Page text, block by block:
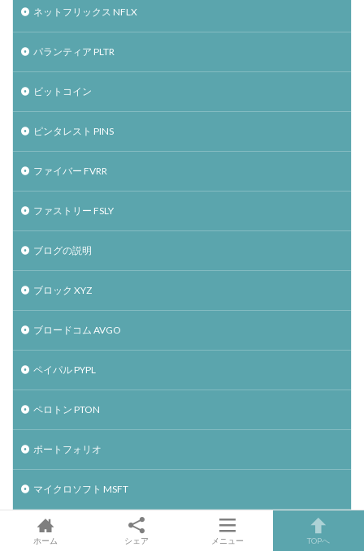
ネットフリックス NFLX
パランティア PLTR
ビットコイン
ピンタレスト PINS
ファイバー FVRR
ファストリー FSLY
ブログの説明
ブロック XYZ
ブロードコム AVGO
ペイパル PYPL
ペロトン PTON
ポートフォリオ
マイクロソフト MSFT
マイクロン・テクノロジー MU
ホーム シェア メニュー TOPへ